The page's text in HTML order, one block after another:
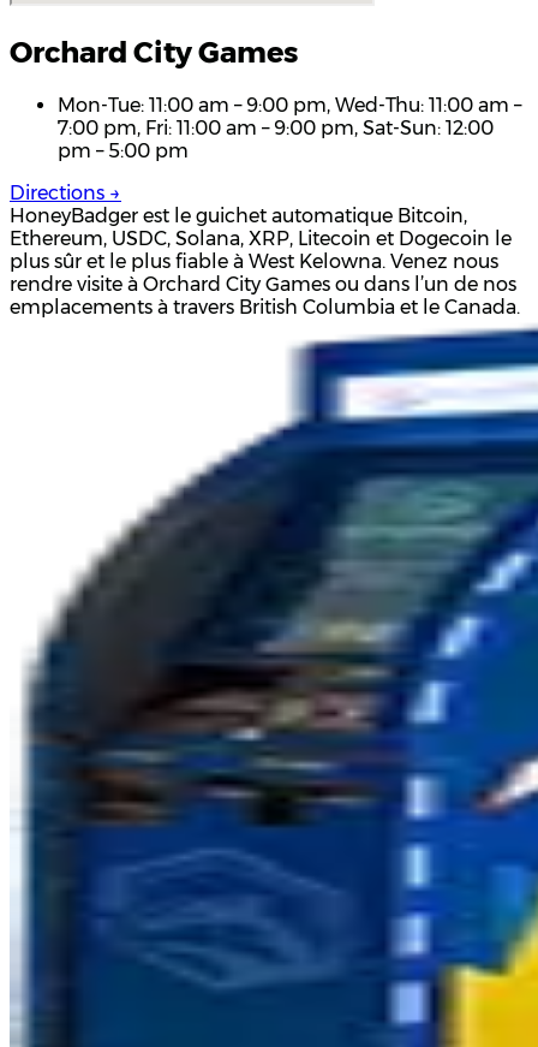
Orchard City Games
Mon-Tue: 11:00 am – 9:00 pm, Wed-Thu: 11:00 am –
7:00 pm, Fri: 11:00 am – 9:00 pm, Sat-Sun: 12:00
pm – 5:00 pm
Directions →
HoneyBadger est le guichet automatique Bitcoin,
Ethereum, USDC, Solana, XRP, Litecoin et Dogecoin le
plus sûr et le plus fiable à West Kelowna. Venez nous
rendre visite à Orchard City Games ou dans l’un de nos
emplacements à travers British Columbia et le Canada.